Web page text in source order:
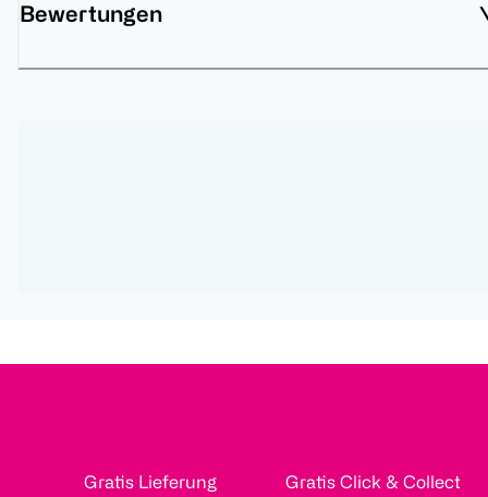
Bewertungen
Gratis Lieferung
Gratis Click & Collect